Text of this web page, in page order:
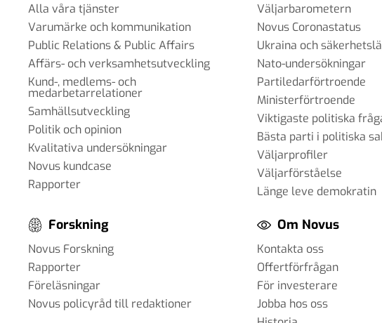
Alla våra tjänster
Varumärke och kommunikation
Public Relations & Public Affairs
Affärs- och verksamhetsutveckling
Kund-, medlems- och
medarbetarrelationer
Samhällsutveckling
Politik och opinion
Kvalitativa undersökningar
Novus kundcase
Rapporter
Väljarbarometern
Novus Coronastatus
Ukraina och
Nato-undersökningar
Partiledarförtroende
Ministerförtroende
Viktigaste politiska
Bästa parti i politiska
Väljarprofiler
Väljarförståelse
Länge leve demokratin
Forskning
Novus Forskning
Rapporter
Föreläsningar
Novus policyråd till redaktioner
Om Novus
Kontakta oss
Offertförfrågan
För investerare
Jobba hos oss